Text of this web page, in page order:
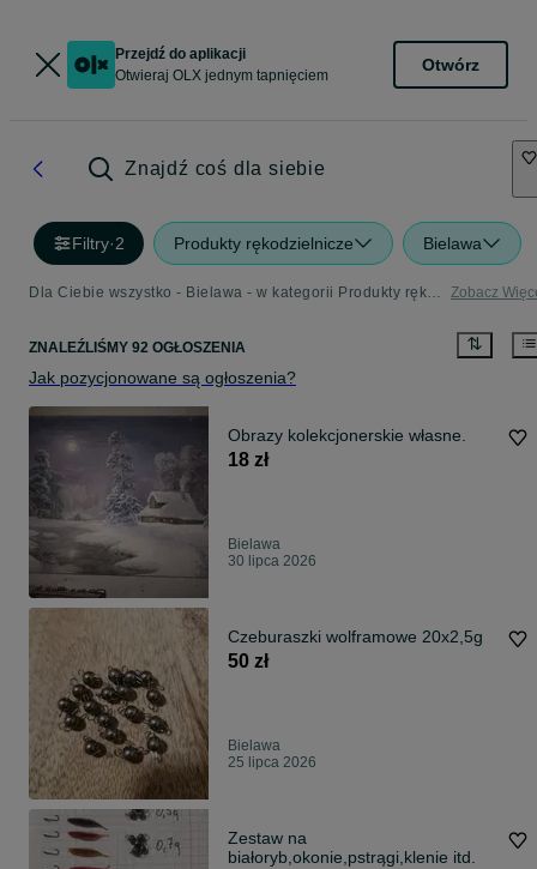
Przejdź do aplikacji
Otwieraj OLX jednym tapnięciem
Otwórz
Znajdź coś dla siebie
Filtry·2 Produkty rękodzielnicze Bielawa
Dla Ciebie wszystko - Bielawa - w kategorii Produkty rękodzielnicze Zobacz
ZNALEŹLIŚMY 92 OGŁOSZENIA
Jak pozycjonowane są ogłoszenia?
Obrazy kolekcjonerskie własne.
18 zł
Bielawa
30 lipca 2026
Czeburaszki wolframowe 20x2,5g
50 zł
Bielawa
25 lipca 2026
Zestaw na
białoryb,okonie,pstrągi,klenie itd.